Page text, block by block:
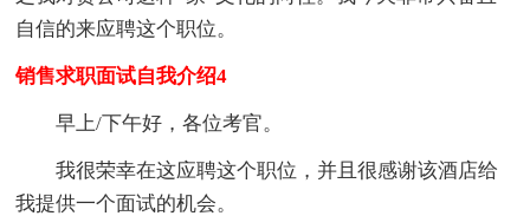
自信的来应聘这个职位。
销售求职面试自我介绍4
早上/下午好，各位考官。
我很荣幸在这应聘这个职位，并且很感谢该酒店给
我提供一个面试的机会。